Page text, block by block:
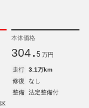
本体価格
304. 5 万円
走行
3.1万km
修復
なし
整備
法定整備付